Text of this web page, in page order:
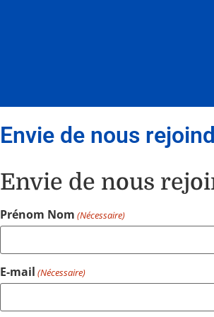
Envie de nous
Envie de nous
Prénom Nom (Nécessaire)
E-mail (Nécessaire)